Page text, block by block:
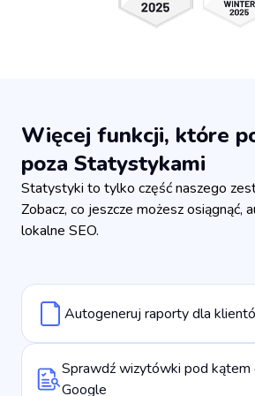
Więcej funkcji, które
poza Statystykami
Statystyki to tylko część naszego
Zobacz, co jeszcze możesz osiągnąć,
lokalne SEO.
Autogeneruj raporty dla
Sprawdź wizytówki pod kątem
Google